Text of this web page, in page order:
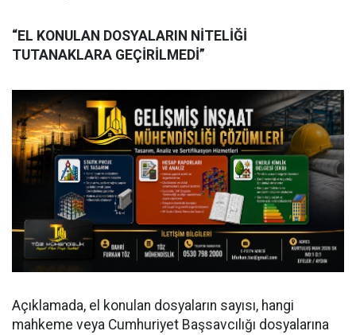
“EL KONULAN DOSYALARIN NİTELİĞİ
TUTANAKLARA GEÇİRİLMEDİ”
Açıklamada, el konulan dosyaların sayısı, hangi
mahkeme veya Cumhuriyet Başsavcılığı dosyalarına